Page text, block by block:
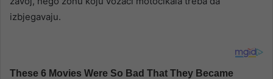
izbjegavaju.